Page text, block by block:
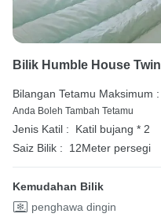
Bilik Humble House Twin
Bilangan Tetamu Maksimum :
Anda Boleh Tambah Tetamu
Jenis Katil :
Katil bujang * 2
Saiz Bilik :
12Meter persegi
Kemudahan Bilik
penghawa dingin